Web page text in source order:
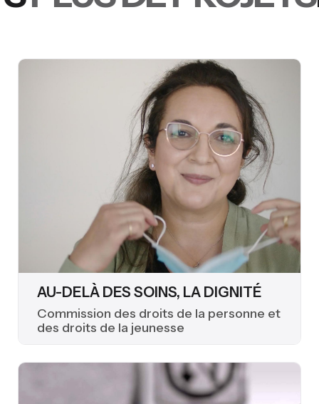
AU-DELÀ DES SOINS, LA DIGNITÉ
Commission des droits de la personne et
des droits de la jeunesse